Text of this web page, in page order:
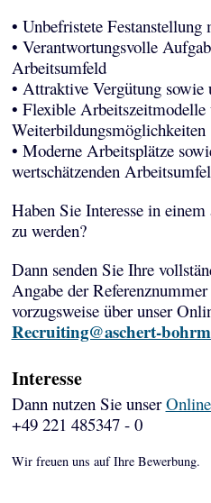
• Unbefristete
• Verantwortungsvolle
Arbeitsumfeld
• Attraktive Vergütung sowie
• Flexible
Weiterbildungsmöglichkeiten
• Moderne Arbeitsplätze
wertschätzenden
Haben Sie Interesse in
zu werden?
Dann senden Sie Ihre
Angabe der Referenznummer
vorzugsweise über unser
Recruiting@aschert-
Interesse
Dann nutzen Sie unser
+49 221 485347 - 0
Wir freuen uns auf Ihre Bewerbung.